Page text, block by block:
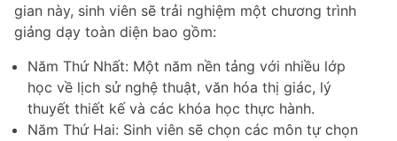
gian này, sinh viên sẽ trải nghiệm một chương trình
giảng dạy toàn diện bao gồm:
Năm Thứ Nhất: Một năm nền tảng với nhiều lớp
học về lịch sử nghệ thuật, văn hóa thị giác, lý
thuyết thiết kế và các khóa học thực hành.
Năm Thứ Hai: Sinh viên sẽ chọn các môn tự chọn